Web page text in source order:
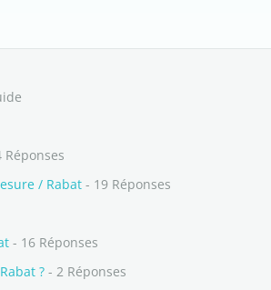
Réponses
/ Rabat - 19 Réponses
- 16 Réponses
? - 2 Réponses